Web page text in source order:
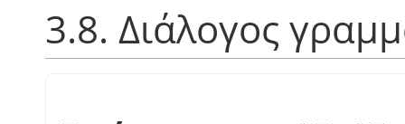
3.8. Διάλογος